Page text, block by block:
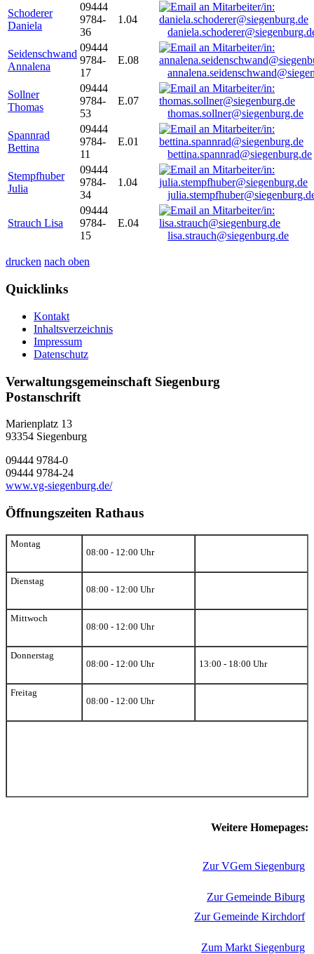
Schoderer
Daniela
09444
9784-
36
1.04
Seidenschwand
Annalena
09444
9784-
17
E.08
Sollner
Thomas
09444
9784-
53
E.07
thomas.sollner@siegenburg.de
Spannrad
Bettina
09444
9784-
11
E.01
bettina.spannrad@siegenburg.de
Stempfhuber
Julia
09444
9784-
34
1.04
Strauch Lisa
09444
9784-
15
E.04
lisa.strauch@siegenburg.de
drucken nach oben
Quicklinks
Kontakt
Inhaltsverzeichnis
Impressum
Datenschutz
Verwaltungsgemeinschaft Siegenburg
Postanschrift
Marienplatz 13
93354 Siegenburg
09444 9784-0
09444 9784-24
www.vg-siegenburg.de/
Öffnungszeiten Rathaus
Montag
08:00 - 12:00 Uhr
Dienstag
08:00 - 12:00 Uhr
Mittwoch
08:00 - 12:00 Uhr
Donnerstag
08:00 - 12:00 Uhr
13:00 - 18:00 Uhr
Freitag
08:00 - 12:00 Uhr
Weitere Homepages:
Zur VGem Siegenburg
Zur Gemeinde Biburg
Zur Gemeinde Kirchdorf
Zum Markt Siegenburg